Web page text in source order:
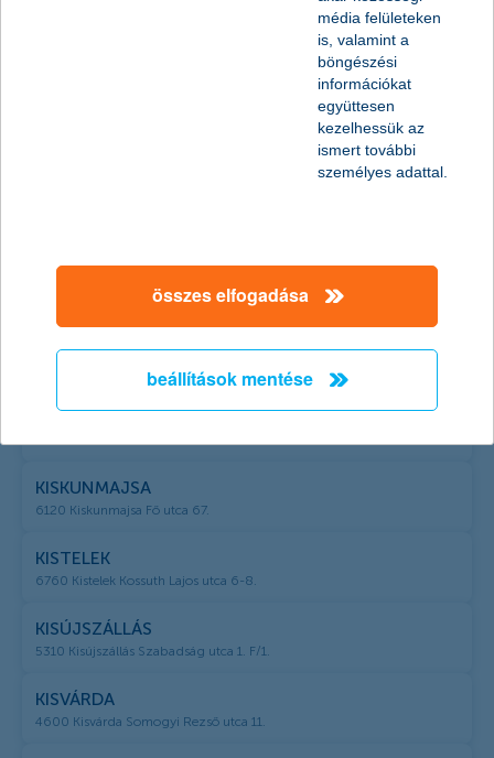
KISKŐRÖS
6200 Kiskőrös Petőfi tér 2.
KISKUNFÉLEGYHÁZA
6100 Kiskunfélegyháza Szent János tér 1.
KISKUNHALAS
KISKUNMAJSA
6120 Kiskunmajsa Fő utca 67.
KISTELEK
6760 Kistelek Kossuth Lajos utca 6-8.
KISÚJSZÁLLÁS
5310 Kisújszállás Szabadság utca 1. F/1.
KISVÁRDA
4600 Kisvárda Somogyi Rezső utca 11.
média felületeken
is, valamint a
böngészési
információkat
együttesen
kezelhessük az
ismert további
személyes adattal.
összes elfogadása
beállítások mentése